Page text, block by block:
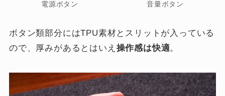
電源ボタン 音量ボタン
ボタン類部分にはTPU素材とスリットが入っている
ので、厚みがあるとはいえ 操作感は快適。